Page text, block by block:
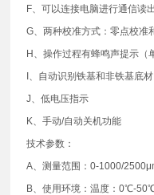
F、可以连接电脑进行通信读
G、两种校准方式：零点校准
H、操作过程有蜂鸣声提示（
I、自动识别铁基和非铁基底材
J、低电压指示
K、手动/自动关机功能
技术参数：
A、测量范围：0-1000/
B、使用环境：温度：0℃-